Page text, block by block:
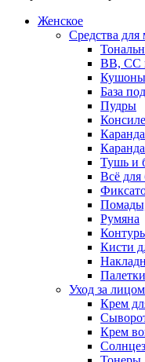
Женское
Средства для
BB, CC
Кушоны
База
Пудры
Тушь и
Всё для
Румяна
Кисти
Уход за лицом
Крем
Крем